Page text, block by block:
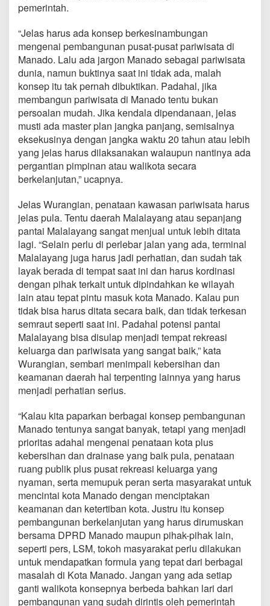
pemerintah.
“Jelas harus ada konsep berkesinambungan
mengenai pembangunan pusat-pusat pariwisata di
Manado. Lalu ada jargon Manado sebagai pariwisata
dunia, namun buktinya saat ini tidak ada, malah
konsep itu tak pernah dibuktikan. Padahal, jika
membangun pariwisata di Manado tentu bukan
persoalan mudah. Jika kendala dipendanaan, jelas
musti ada master plan jangka panjang, semisalnya
eksekusinya dengan jangka waktu 20 tahun atau lebih
yang jelas harus dilaksanakan walaupun nantinya ada
pergantian pimpinan atau walikota secara
berkelanjutan,” ucapnya.
Jelas Wurangian, penataan kawasan pariwisata harus
jelas pula. Tentu daerah Malalayang atau sepanjang
pantai Malalayang sangat menjual untuk lebih ditata
lagi. “Selain perlu di perlebar jalan yang ada, terminal
Malalayang juga harus jadi perhatian, dan sudah tak
layak berada di tempat saat ini dan harus kordinasi
dengan pihak terkait untuk dipindahkan ke wilayah
lain atau tepat pintu masuk kota Manado. Kalau pun
tidak bisa harus ditata secara baik, dan tidak terkesan
semraut seperti saat ini. Padahal potensi pantai
Malalayang bisa disulap menjadi tempat rekreasi
keluarga dan pariwisata yang sangat baik,” kata
Wurangian, sembari menimpali kebersihan dan
keamanan daerah hal terpenting lainnya yang harus
menjadi perhatian serius.
“Kalau kita paparkan berbagai konsep pembangunan
Manado tentunya sangat banyak, tetapi yang menjadi
prioritas adahal mengenai penataan kota plus
kebersihan dan drainase yang baik pula, penataan
ruang publik plus pusat rekreasi keluarga yang
nyaman, serta memupuk peran serta masyarakat untuk
mencintai kota Manado dengan menciptakan
keamanan dan ketertiban kota. Justru itu konsep
pembangunan berkelanjutan yang harus dirumuskan
bersama DPRD Manado maupun pihak-pihak lain,
seperti pers, LSM, tokoh masyarakat perlu dilakukan
untuk mendapatkan formula yang tepat dari berbagai
masalah di Kota Manado. Jangan yang ada setiap
ganti walikota konsepnya berbeda bahkan lari dari
pembangunan yang sudah dirintis oleh pemerintah